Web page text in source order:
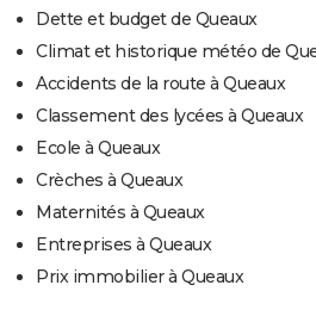
Dette et budget de Queaux
Climat et historique météo de
Accidents de la route à Queaux
Classement des lycées à Queaux
Ecole à Queaux
Crèches à Queaux
Maternités à Queaux
Entreprises à Queaux
Prix immobilier à Queaux